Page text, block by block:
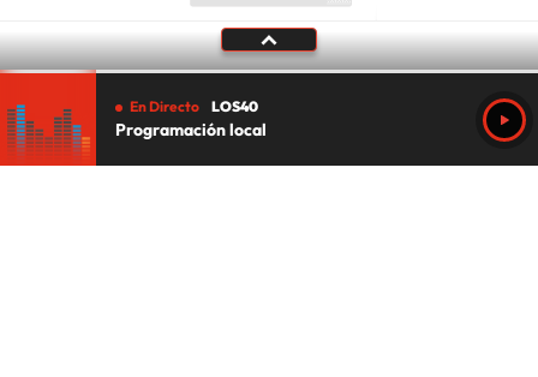
En Directo LOS40
Programación local